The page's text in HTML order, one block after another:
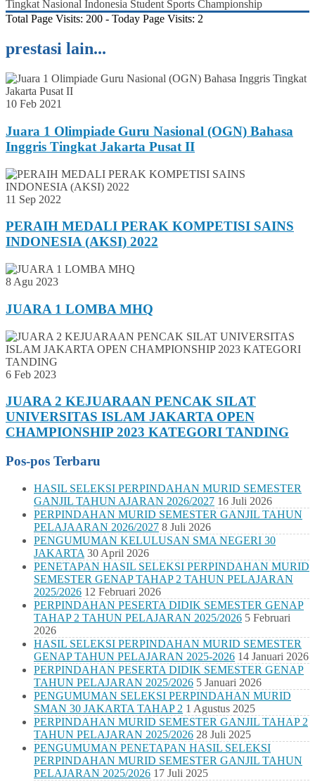
Total Page Visits: 200 - Today Page Visits: 2
prestasi lain...
10 Feb 2021
Juara 1 Olimpiade Guru Nasional (OGN) Bahasa
Inggris Tingkat Jakarta Pusat II
11 Sep 2022
PERAIH MEDALI PERAK KOMPETISI SAINS
INDONESIA (AKSI) 2022
8 Agu 2023
JUARA 1 LOMBA MHQ
6 Feb 2023
JUARA 2 KEJUARAAN PENCAK SILAT
UNIVERSITAS ISLAM JAKARTA OPEN
CHAMPIONSHIP 2023 KATEGORI TANDING
Pos-pos Terbaru
HASIL SELEKSI PERPINDAHAN MURID SEMESTER
GANJIL TAHUN AJARAN 2026/2027 16 Juli 2026
PERPINDAHAN MURID SEMESTER GANJIL TAHUN
PELAJAARAN 2026/2027 8 Juli 2026
PENGUMUMAN KELULUSAN SMA NEGERI 30
JAKARTA 30 April 2026
PENETAPAN HASIL SELEKSI PERPINDAHAN MURID
SEMESTER GENAP TAHAP 2 TAHUN PELAJARAN
2025/2026 12 Februari 2026
PERPINDAHAN PESERTA DIDIK SEMESTER GENAP
TAHAP 2 TAHUN PELAJARAN 2025/2026 5 Februari
2026
HASIL SELEKSI PERPINDAHAN MURID SEMESTER
GENAP TAHUN PELAJARAN 2025-2026 14 Januari 2026
PERPINDAHAN PESERTA DIDIK SEMESTER GENAP
TAHUN PELAJARAN 2025/2026 5 Januari 2026
PENGUMUMAN SELEKSI PERPINDAHAN MURID
SMAN 30 JAKARTA TAHAP 2 1 Agustus 2025
PERPINDAHAN MURID SEMESTER GANJIL TAHAP 2
TAHUN PELAJARAN 2025/2026 28 Juli 2025
PENGUMUMAN PENETAPAN HASIL SELEKSI
PERPINDAHAN MURID SEMESTER GANJIL TAHUN
PELAJARAN 2025/2026 17 Juli 2025